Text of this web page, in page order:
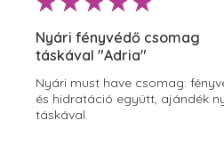
Nyári fényvédő csomag
táskával "Adria"
Nyári must have csomag:
és hidratáció együtt, ajándék
táskával.